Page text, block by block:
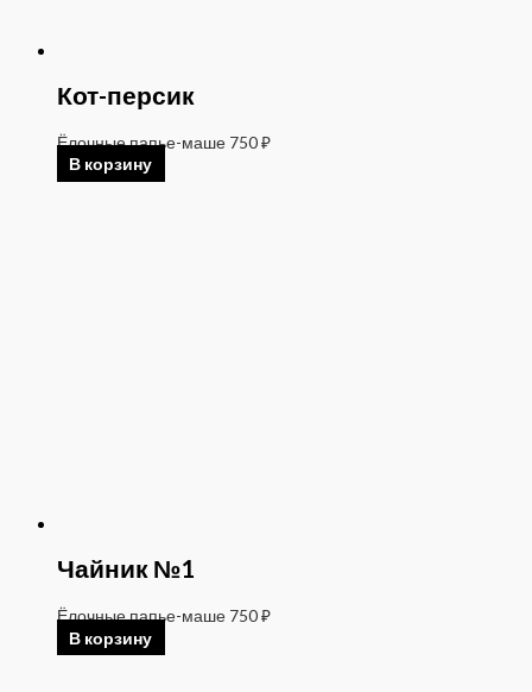
Кот-персик
Ёлочные папье-маше 750₽
В корзину
Чайник №1
Ёлочные папье-маше 750₽
В корзину